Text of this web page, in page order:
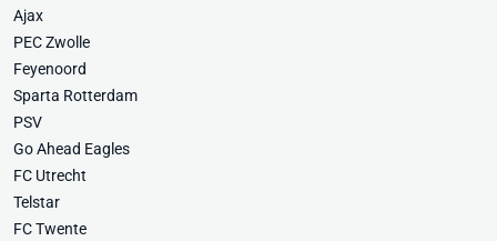
Ajax
PEC Zwolle
Feyenoord
Sparta Rotterdam
PSV
Go Ahead Eagles
FC Utrecht
Telstar
FC Twente